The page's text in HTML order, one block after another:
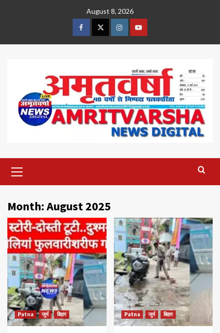
August 8, 2026
FacebookTwitterInstagramYoutube
Menu
Month:August 2025
Patna जुर्म बिहार Patna जुर्म बिहार